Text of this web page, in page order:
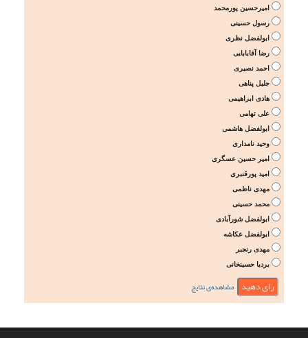
امیرحسین پورمحمد
رسول حسینی
ابولفضل نظری
رضا آقابابایی
احمد نصیری
جلیل پناهی
هادی ابراهیمی
علی تهامی
ابولفضل هاشمی
وحید نامداری
امیر حسین عسگری
امید پورقنبری
مهدی ناظمی
محمد حسینی
ابولفضل شورآبادی
ابولفضل عکاشه
مهدی رنجبر
بردیا حسینخانی
مشاهده‌ی نتایج